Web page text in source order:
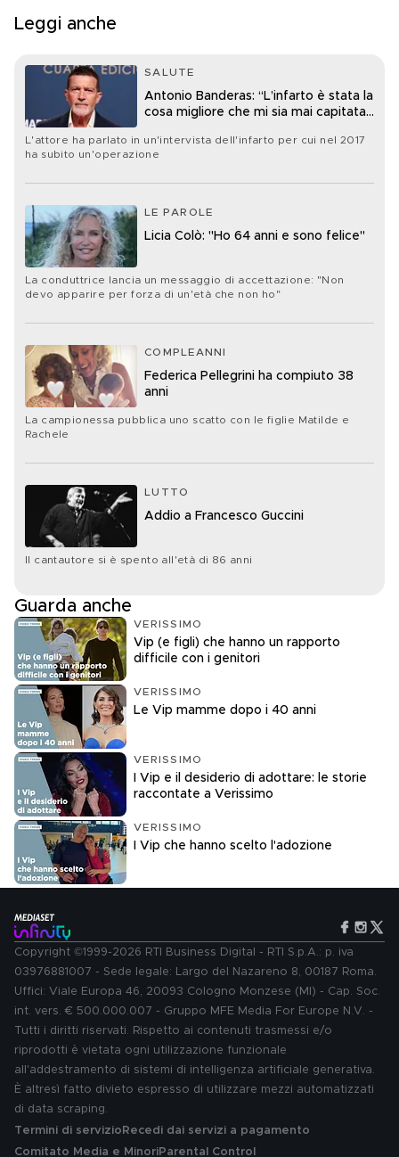
Leggi anche
SALUTE
Antonio Banderas: “L’infarto è stata la
cosa migliore che mi sia mai capitata
L'attore ha parlato in un'intervista dell'infarto per cui nel 2017
ha subito un'operazione
LE PAROLE
Licia Colò: "Ho 64 anni e sono felice"
La conduttrice lancia un messaggio di accettazione: "Non
devo apparire per forza di un'età che non ho"
COMPLEANNI
Federica Pellegrini ha compiuto 38
anni
La campionessa pubblica uno scatto con le figlie Matilde e
Rachele
LUTTO
Addio a Francesco Guccini
Il cantautore si è spento all'età di 86 anni
Guarda anche
VERISSIMO
Vip (e figli) che hanno un rapporto
difficile con i genitori
VERISSIMO
Le Vip mamme dopo i 40 anni
VERISSIMO
I Vip e il desiderio di adottare: le storie
raccontate a Verissimo
VERISSIMO
I Vip che hanno scelto l'adozione
Copyright ©1999-2026 RTI Business Digital - RTI S.p.A.: p. iva
03976881007 - Sede legale: Largo del Nazareno 8, 00187 Roma.
Uffici: Viale Europa 46, 20093 Cologno Monzese (MI) - Cap. Soc.
int. vers. € 500.000.007 - Gruppo MFE Media For Europe N.V. -
Tutti i diritti riservati. Rispetto ai contenuti trasmessi e/o
riprodotti è vietata ogni utilizzazione funzionale
all'addestramento di sistemi di intelligenza artificiale generativa.
È altresì fatto divieto espresso di utilizzare mezzi automatizzati
di data scraping.
Termini di servizio Recedi dai servizi a pagamento
Comitato Media e MinoriParental Control